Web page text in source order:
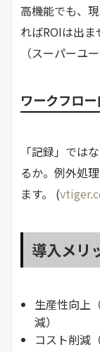
高機能でも、
ればROIは出
（スーパーユ
ワークフロ
「記録」では
るか。例外処
ます。 (
導入メリ
生産性向上
減）
コスト削減